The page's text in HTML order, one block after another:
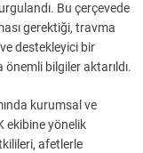
Bu çerçevede
gerektiği, travma
destekleyici bir
bilgiler aktarıldı.
kurumsal ve
ekibine yönelik
afetlerle